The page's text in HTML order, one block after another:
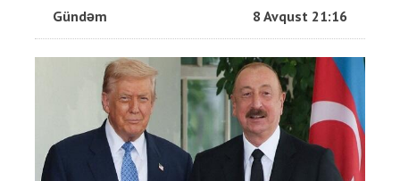
Gündəm 8 Avqust 21:16